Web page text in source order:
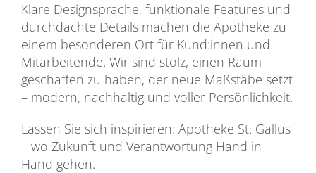
Klare Designsprache, funktionale Features und
durchdachte Details machen die Apotheke zu
einem besonderen Ort für Kund:innen und
Mitarbeitende. Wir sind stolz, einen Raum
geschaffen zu haben, der neue Maßstäbe setzt
– modern, nachhaltig und voller Persönlichkeit.
Lassen Sie sich inspirieren: Apotheke St. Gallus
– wo Zukunft und Verantwortung Hand in
Hand gehen.